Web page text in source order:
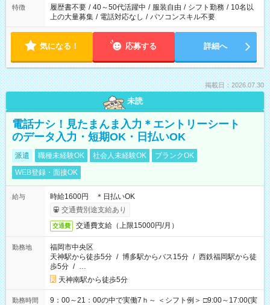
合は応募できません。
特徴 履歴書不要 / 40～50代活躍中 / 服装自由 / シフト勤務 / 10名以
上の大量募集 / 電話対応なし / パソコンスキル不要
気になる！ 応募する 詳細へ
掲載日：2026.07.30
未読
電話ナシ！見たまんま入力＊エントリーシート
のデータ入力・短期OK・日払いOK
派遣 職種未経験OK 社会人未経験OK
ブランクOK
WEB登録・面接OK
給与
時給1600円 ＊日払いOK
交通費別途支給あり
交通費 交通費支給（上限15000円/月）
勤務地
福岡市中央区
天神駅から徒歩5分 / 博多駅からバス15分 / 西鉄福岡駅から徒
歩5分 / …
天神南駅から徒歩5分
勤務時間
9：00～21：00の中で実働7ｈ～ ＜シフト例＞ □9:00～17:00(実